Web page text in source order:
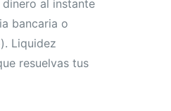
al instante
bancaria o
Liquidez
resuelvas tus